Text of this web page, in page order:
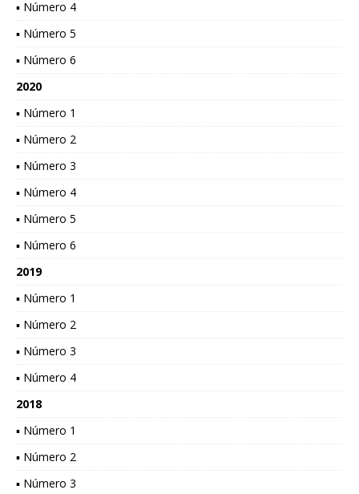
▪ Número 4
▪ Número 5
▪ Número 6
2020
▪ Número 1
▪ Número 2
▪ Número 3
▪ Número 4
▪ Número 5
▪ Número 6
2019
▪ Número 1
▪ Número 2
▪ Número 3
▪ Número 4
2018
▪ Número 1
▪ Número 2
▪ Número 3